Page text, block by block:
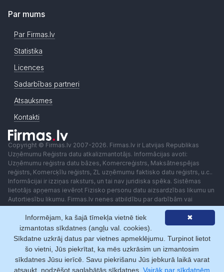
Par mums
Par Firmas.lv
Statistika
Licences
Sadarbības partneri
Atsauksmes
Kontakti
Copyright © Firmas.lv 2007-2026. Firmas.lv ir Latvijas Republikas
Uzņēmumu Reģistra datu atkalizmantotājs. Informācijas avoti:
Uzņēmumu reģistra datu bāzes, Komercreģistrs, Maksātnespējas
reģistrs, Komercķīlu reģistrs, ZL uzņēmumu faktisko datu reģistrs, u.c..
Informācijai ir izziņas raksturs, un tai nav juridiska spēka. Sistēmas
lietotājs apņemas ievērot Fizisko personu datu aizsardzības likumu un
Autortiesību likumu. Firmas.lv nenes atbildību par darbībām vai
lēmumiem, kas balstīti uz saņemto pakalpojumu. Lietotājam aizliegts
izmantot jebkādas automatizētas sistēmas vai iekārtas (robotus)
piekļuvei sistēmai bez rakstiskas saskaņošanas ar Firmas.lv. Galvenā
redaktore: Ingūna Pempere.
Lietošanas noteikumi
Privātuma politika Norēķini ar
✖
Informējam, ka šajā tīmekļa vietnē tiek
izmantotas sīkdatnes (angļu val. cookies).
Sīkdatne uzkrāj datus par vietnes apmeklējumu. Turpinot lietot
šo vietni, Jūs piekrītat, ka mēs uzkrāsim un izmantosim
sīkdatnes Jūsu ierīcē. Savu piekrišanu Jūs jebkurā laikā varat
atsaukt, nodzēšot saglabātās sīkdatnes. Vairāk par sīkdatnēm